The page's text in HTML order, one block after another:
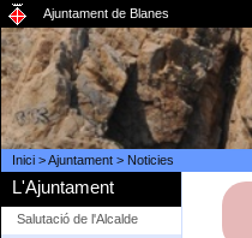
Ajuntament de Blanes
Inici>Ajuntament> Noticies
L'Ajuntament
Salutació de l'Alcalde